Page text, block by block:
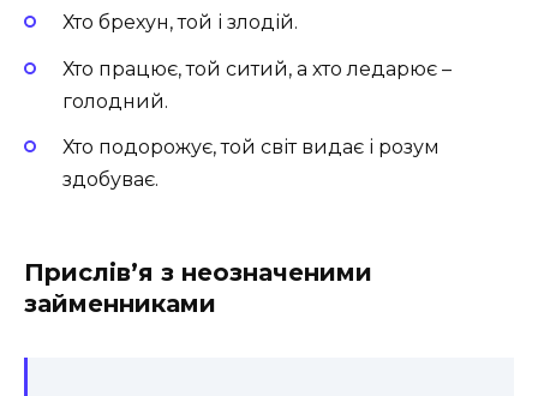
Хто брехун, той і злодій.
Хто працює, той ситий, а хто ледарює –
голодний.
Хто подорожує, той світ видає і розум
здобуває.
Прислів’я з неозначеними
займенниками